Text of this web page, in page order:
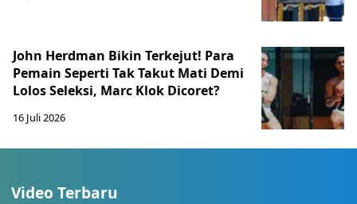
John Herdman Bikin Terkejut! Para
Pemain Seperti Tak Takut Mati Demi
Lolos Seleksi, Marc Klok Dicoret?
16 Juli 2026
Video Terbaru